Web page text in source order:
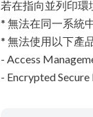
若在指向並列印環
* 無法在同一系統
* 無法使用以下產
- Access
- Encrypted